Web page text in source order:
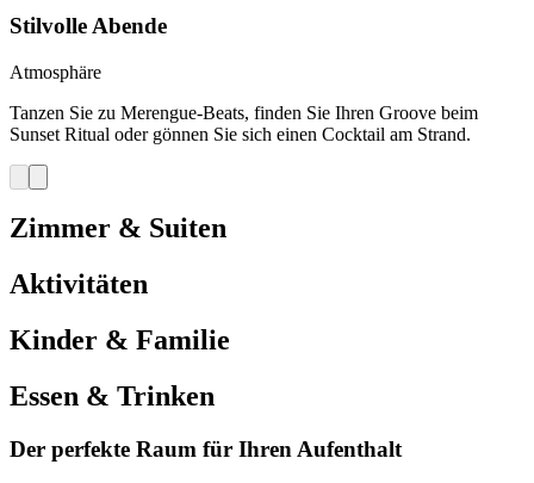
Stilvolle Abende
Atmosphäre
Tanzen Sie zu Merengue-Beats, finden Sie Ihren Groove beim
Sunset Ritual oder gönnen Sie sich einen Cocktail am Strand.
Zimmer & Suiten
Aktivitäten
Kinder & Familie
Essen & Trinken
Der perfekte Raum für Ihren Aufenthalt